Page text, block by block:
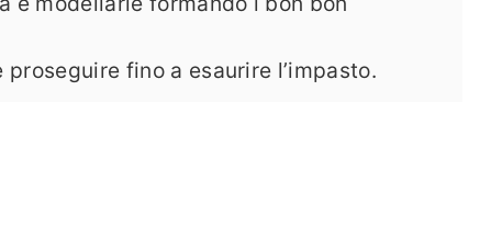
fino a esaurire l’impasto.